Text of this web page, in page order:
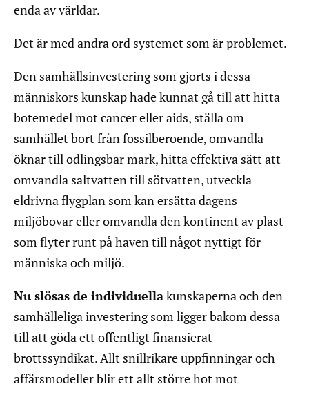
enda av världar.
Det är med andra ord systemet som är problemet.
Den samhällsinvestering som gjorts i dessa
människors kunskap hade kunnat gå till att hitta
botemedel mot cancer eller aids, ställa om
samhället bort från fossilberoende, omvandla
öknar till odlingsbar mark, hitta effektiva sätt att
omvandla saltvatten till sötvatten, utveckla
eldrivna flygplan som kan ersätta dagens
miljöbovar eller omvandla den kontinent av plast
som flyter runt på haven till något nyttigt för
människa och miljö.
Nu slösas de individuellakunskaperna och den
samhälleliga investering som ligger bakom dessa
till att göda ett offentligt finansierat
brottssyndikat. Allt snillrikare uppfinningar och
affärsmodeller blir ett allt större hot mot